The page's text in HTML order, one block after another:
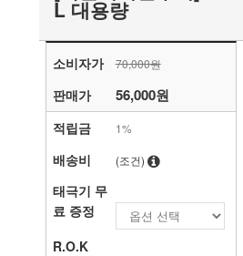
L 대용량
소비자가 70,000원
판매가 56,000원
적립금 1%
배송비 (조건)
태극기 무
료 증정
R.O.K